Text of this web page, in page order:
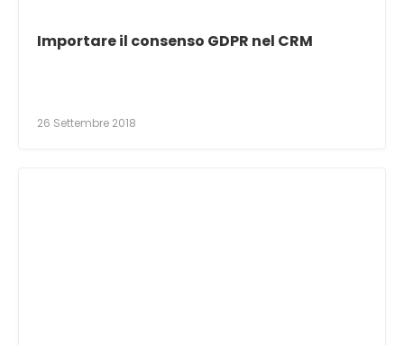
Importare il consenso GDPR nel CRM
26 Settembre 2018